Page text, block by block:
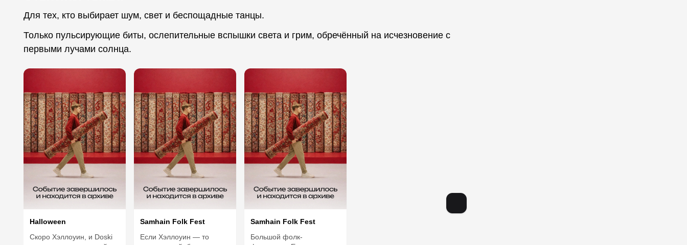
Для тех, кто выбирает шум, свет и беспощадные танцы.
Только пульсирующие биты, ослепительные вспышки света и грим, обречённый на исчезновение с
первыми лучами солнца.
Halloween
Скоро Хэллоуин, и Doski
Samhain Folk Fest
Если Хэллоуин — то
Samhain Folk Fest
Большой фолк-